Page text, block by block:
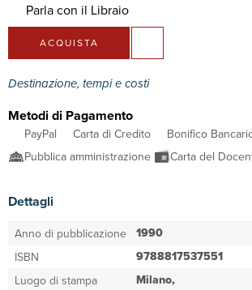
Parla con il Libraio
ACQUISTA
Destinazione, tempi e costi
Metodi di Pagamento
PayPal Carta di Credito
Bonifico
Pubblica amministrazione
Carta del
Dettagli
Anno di pubblicazione 1990
ISBN 9788817537551
Luogo di stampa Milano,